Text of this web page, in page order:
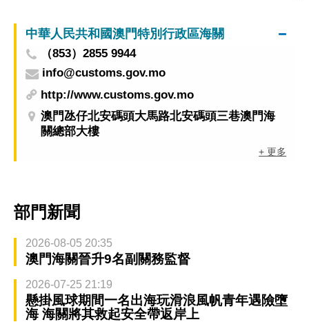
中華人民共和國澳門特別行政區海關
（853）2855 9944
info@customs.gov.mo
http://www.customs.gov.mo
澳門氹仔北安碼頭大馬路北安碼頭三巷澳門海
關總部大樓
+ 更多
部門新聞
2026-08-05 20:35
澳門海關晉升9名副關務監督
2026-07-25 21:19
懸掛風球期間一名出海玩滑浪風帆青年遇險墮
海 海關將其救起安全帶返岸上